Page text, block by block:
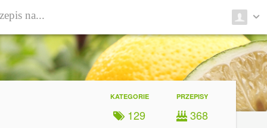
PRZEPISY
368
KATEGORIE
129